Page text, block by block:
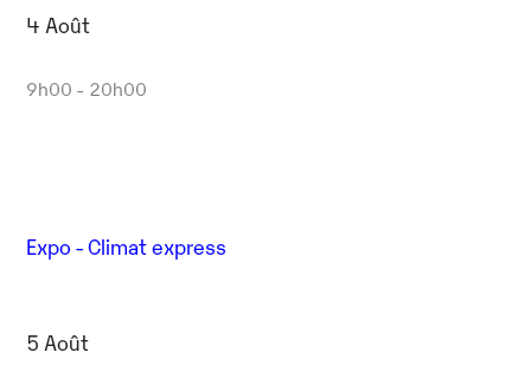
4 Août
9h00 - 20h00
Expo - Climat express
5 Août